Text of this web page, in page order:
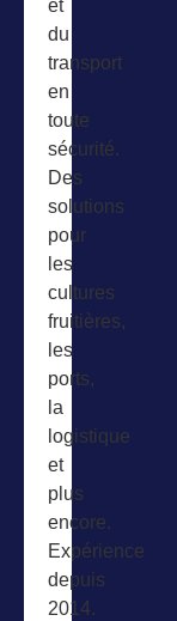
et
du
transport
en
toute
sécurité.
Des
solutions
pour
les
cultures
fruitières,
les
ports,
la
logistique
et
plus
encore.
Expérience
depuis
2014.